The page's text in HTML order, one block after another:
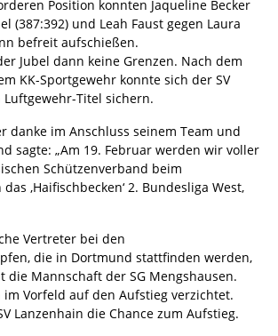
Position konnten Jaqueline Becker
(387:392) und Leah Faust gegen Laura
befreit aufschießen.
Jubel dann keine Grenzen. Nach dem
KK-Sportgewehr konnte sich der SV
Luftgewehr-Titel sichern.
danke im Anschluss seinem Team und
sagte: „Am 19. Februar werden wir voller
Schützenverband beim
‚Haifischbecken‘ 2. Bundesliga West,
Vertreter bei den
die in Dortmund stattfinden werden,
die Mannschaft der SG Mengshausen.
im Vorfeld auf den Aufstieg verzichtet.
Lanzenhain die Chance zum Aufstieg.